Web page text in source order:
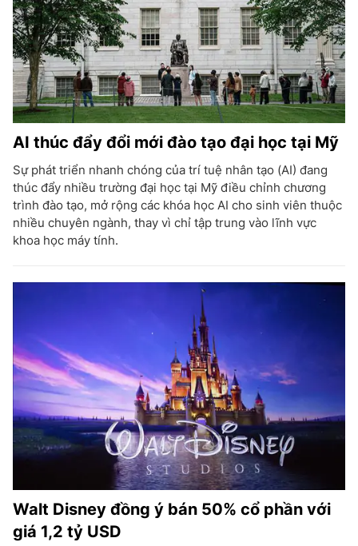
AI thúc đẩy đổi mới đào tạo đại học tại Mỹ
Sự phát triển nhanh chóng của trí tuệ nhân tạo (AI) đang
thúc đẩy nhiều trường đại học tại Mỹ điều chỉnh chương
trình đào tạo, mở rộng các khóa học AI cho sinh viên thuộc
nhiều chuyên ngành, thay vì chỉ tập trung vào lĩnh vực
khoa học máy tính.
Walt Disney đồng ý bán 50% cổ phần với
giá 1,2 tỷ USD